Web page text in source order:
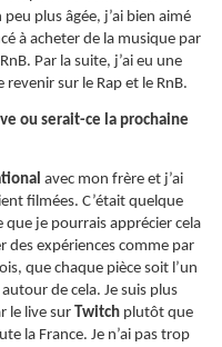
plus âgée, j’ai bien aimé
à acheter de la musique par
Par la suite, j’ai eu une
sur le Rap et le RnB.
ou serait-ce la prochaine
avec mon frère et j’ai
filmées. C’était quelque
je pourrais apprécier cela
des expériences comme par
que chaque pièce soit l’un
de cela. Je suis plus
le live sur Twitch plutôt que
la France. Je n’ai pas trop